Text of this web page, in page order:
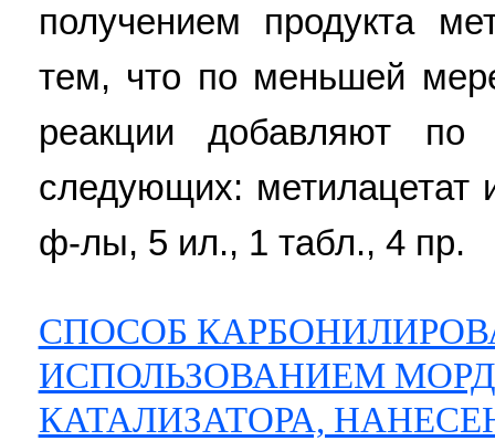
получением продукта
тем, что по меньшей
реакции добавляют
следующих: метилацетат
ф-лы, 5 ил., 1 табл., 4 пр.
СПОСОБ
ИСПОЛЬЗОВАНИЕМ
КАТАЛИЗАТОРА,